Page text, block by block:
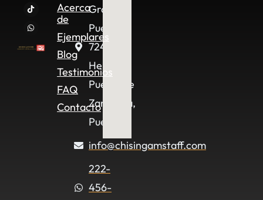
Acerca
de
Ejemplares
Blog
Testimonios
FAQ
Contacto
Granjas
Puebla,
72490
Heroica
Puebla de
Zaragoza,
Pue.
info@chisingamstaff.com
222-
456-